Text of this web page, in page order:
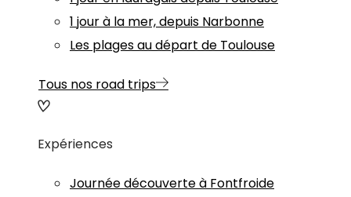
1 jour à la mer, depuis Narbonne
Les plages au départ de Toulouse
Tous nos road trips
Expériences
Journée découverte à Fontfroide